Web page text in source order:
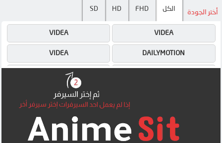
أختر الجودة الكل FHD
HD
SD
MEGA
VIDEA
VIDEA
DAILYMOTION
VIDEA
4SHARED